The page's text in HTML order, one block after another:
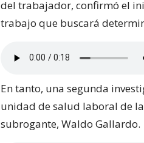
del trabajador, confirmó el
trabajo que buscará
En tanto, una segunda
unidad de salud laboral de
subrogante, Waldo Gallardo.